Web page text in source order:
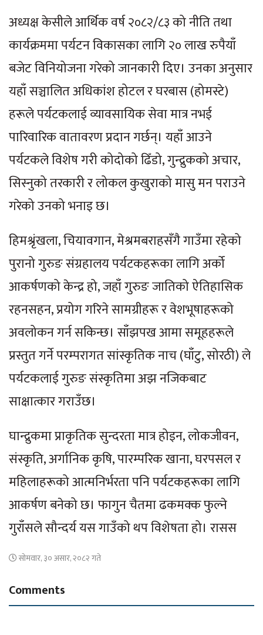
अध्यक्ष केसीले आर्थिक वर्ष २०८२/८३ को नीति तथा
कार्यक्रममा पर्यटन विकासका लागि २० लाख रुपैयाँ
बजेट विनियोजना गरेको जानकारी दिए। उनका अनुसार
यहाँ सञ्चालित अधिकांश होटल र घरबास (होमस्टे)
हरूले पर्यटकलाई व्यावसायिक सेवा मात्र नभई
पारिवारिक वातावरण प्रदान गर्छन्। यहाँ आउने
पर्यटकले विशेष गरी कोदोको ढिँडो, गुन्द्रुकको अचार,
सिस्नुको तरकारी र लोकल कुखुराको मासु मन पराउने
गरेको उनको भनाइ छ।
हिमश्रृंखला, चियावगान, मेश्रमबराहसँगै गाउँमा रहेको
पुरानो गुरुङ संग्रहालय पर्यटकहरूका लागि अर्को
आकर्षणको केन्द्र हो, जहाँ गुरुङ जातिको ऐतिहासिक
रहनसहन, प्रयोग गरिने सामग्रीहरू र वेशभूषाहरूको
अवलोकन गर्न सकिन्छ। साँझपख आमा समूहहरूले
प्रस्तुत गर्ने परम्परागत सांस्कृतिक नाच (घाँटु, सोरठी) ले
पर्यटकलाई गुरुङ संस्कृतिमा अझ नजिकबाट
साक्षात्कार गराउँछ।
घान्द्रुकमा प्राकृतिक सुन्दरता मात्र होइन, लोकजीवन,
संस्कृति, अर्गानिक कृषि, पारम्परिक खाना, घरपसल र
महिलाहरूको आत्मनिर्भरता पनि पर्यटकहरूका लागि
आकर्षण बनेको छ। फागुन चैतमा ढकमक्क फुल्ने
गुराँसले सौन्दर्य यस गाउँको थप विशेषता हो। रासस
सोमवार, ३० असार, २०८२ गते
Comments